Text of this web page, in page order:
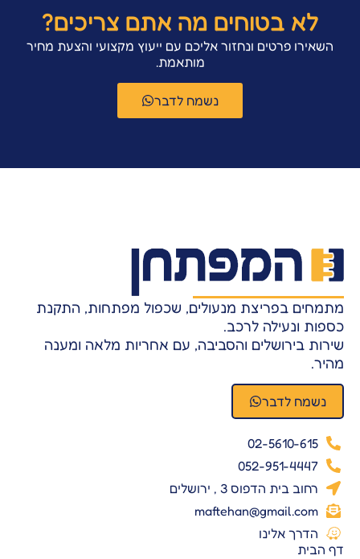
לא בטוחים מה אתם צריכים?
השאירו פרטים ונחזור אליכם עם ייעוץ מקצועי והצעת מחיר
מותאמת.
נשמח לדבר
מתמחים בפריצת מנעולים, שכפול מפתחות, התקנת
כספות ונעילה לרכב.
שירות בירושלים והסביבה, עם אחריות מלאה ומענה
מהיר.
נשמח לדבר
02-5610-615
052-951-4447
רחוב בית הדפוס 3 , ירושלים
maftehan@gmail.com
הדרך אלינו
דף הבית